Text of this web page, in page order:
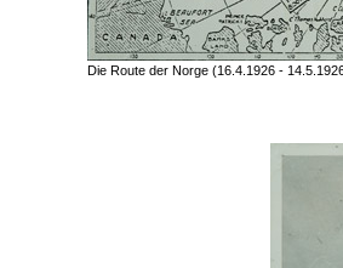
Die Route der Norge (16.4.1926 -